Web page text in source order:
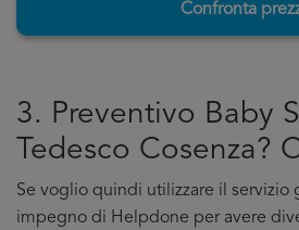
Confronta
3. Preventivo Baby
Tedesco Cosenza?
Se voglio quindi utilizzare il servizio
impegno di Helpdone per avere